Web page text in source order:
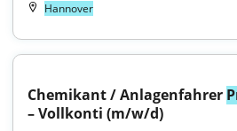
Hannover
Chemikant / Anlagenfahrer
– Vollkonti (m/w/d)